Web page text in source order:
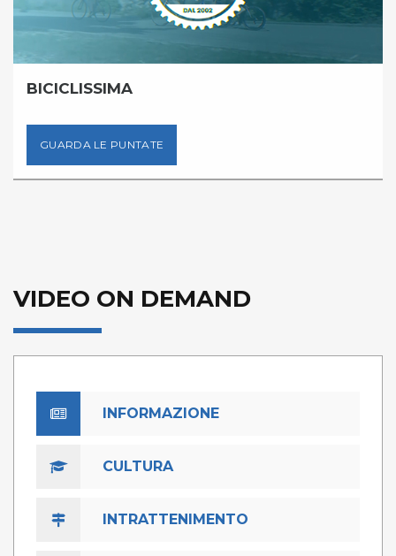
BICICLISSIMA
GUARDA LE PUNTATE
VIDEO ON DEMAND
INFORMAZIONE
CULTURA
INTRATTENIMENTO